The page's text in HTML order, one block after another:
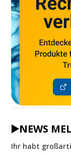
▶️NEWS
Ihr habt